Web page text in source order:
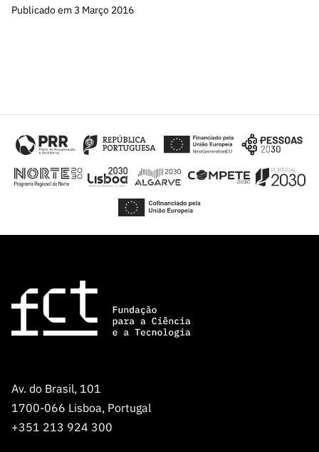
Publicado em 3 Março 2016
Av. do Brasil, 101
1700-066 Lisboa, Portugal
+351 213 924 300